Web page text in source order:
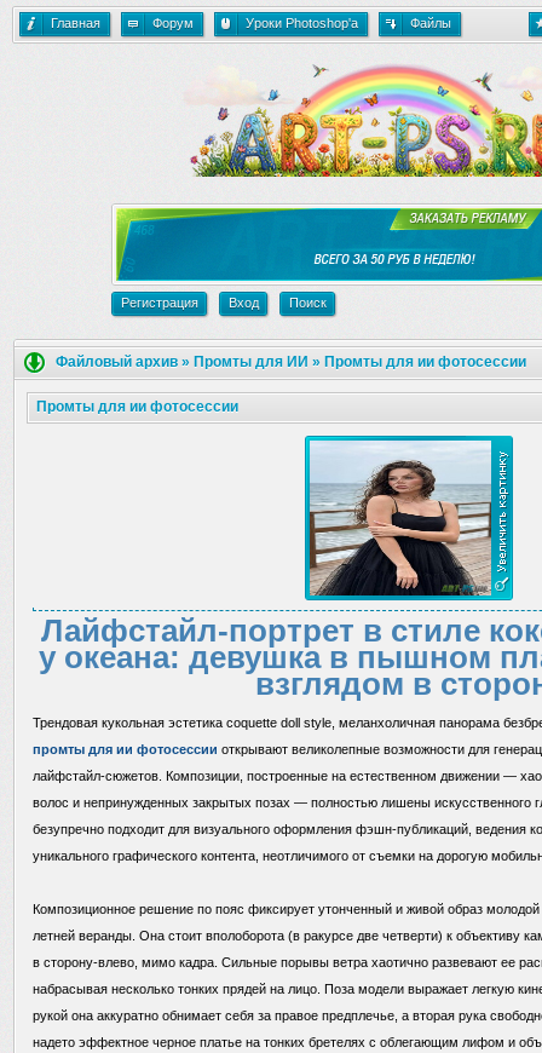
Главная Форум Уроки Photoshop'a Файлы
Регистрация Вход Поиск
Файловый архив » Промты для ИИ » Промты для ии фотосессии
Промты для ии фотосессии
Лайфстайл-портрет в стиле
у океана: девушка в пышном
взглядом в
Трендовая кукольная эстетика coquette doll style, меланхоличная панорама
промты для ии фотосессии открывают великолепные возможности для
лайфстайл-сюжетов. Композиции, построенные на естественном движении —
волос и непринужденных закрытых позах — полностью лишены искусственного
безупречно подходит для визуального оформления фэшн-публикаций, ведения
уникального графического контента, неотличимого от съемки на дорогую
Композиционное решение по пояс фиксирует утонченный и живой образ
летней веранды. Она стоит вполоборота (в ракурсе две четверти) к объективу
в сторону-влево, мимо кадра. Сильные порывы ветра хаотично развевают ее
набрасывая несколько тонких прядей на лицо. Поза модели выражает легкую
рукой она аккуратно обнимает себя за правое предплечье, а вторая рука
надето эффектное черное платье на тонких бретелях с облегающим лифом и